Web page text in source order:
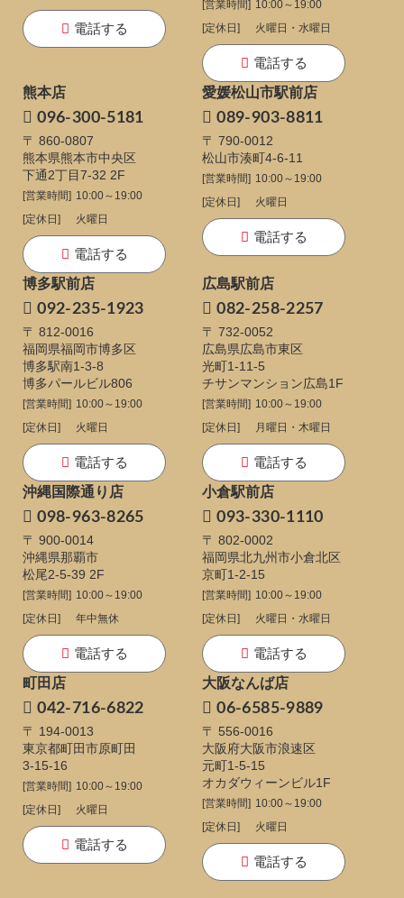
電話する
[営業時間] 10:00～19:00
[定休日]
火曜日・水曜日
電話する
熊本店
096-300-5181
〒 860-0807
熊本県熊本市中央区
下通2丁目7-32 2F
[営業時間] 10:00～19:00
[定休日]
火曜日
電話する
愛媛松山市駅前店
089-903-8811
〒 790-0012
松山市湊町4-6-11
[営業時間] 10:00～19:00
[定休日]
火曜日
電話する
博多駅前店
092-235-1923
〒 812-0016
福岡県福岡市博多区
博多駅南1-3-8
博多パールビル806
[営業時間] 10:00～19:00
[定休日]
火曜日
電話する
広島駅前店
082-258-2257
〒 732-0052
広島県広島市東区
光町1-11-5
チサンマンション広島1F
[営業時間] 10:00～19:00
[定休日]
月曜日・木曜日
電話する
沖縄国際通り店
098-963-8265
〒 900-0014
沖縄県那覇市
松尾2-5-39 2F
[営業時間] 10:00～19:00
[定休日]
年中無休
電話する
小倉駅前店
093-330-1110
〒 802-0002
福岡県北九州市小倉北区
京町1-2-15
[営業時間] 10:00～19:00
[定休日]
火曜日・水曜日
電話する
町田店
042-716-6822
〒 194-0013
東京都町田市原町田
3-15-16
[営業時間] 10:00～19:00
[定休日]
火曜日
電話する
大阪なんば店
06-6585-9889
〒 556-0016
大阪府大阪市浪速区
元町1-5-15
オカダウィーンビル1F
[営業時間] 10:00～19:00
[定休日]
火曜日
電話する